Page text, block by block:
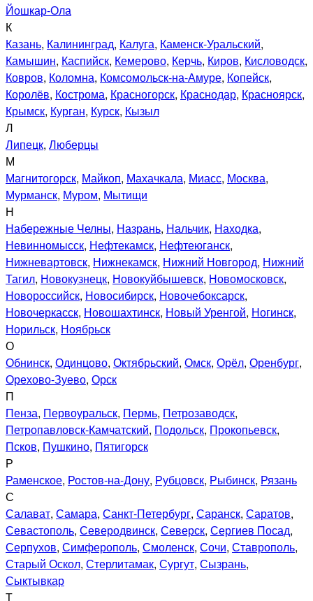
Йошкар-Ола
К
Казань, Калининград, Калуга, Каменск-Уральский,
Камышин, Каспийск, Кемерово, Керчь, Киров, Кисловодск,
Ковров, Коломна, Комсомольск-на-Амуре, Копейск,
Королёв, Кострома, Красногорск, Краснодар, Красноярск,
Крымск, Курган, Курск, Кызыл
Л
Липецк, Люберцы
М
Магнитогорск, Майкоп, Махачкала, Миасс, Москва,
Мурманск, Муром, Мытищи
Н
Набережные Челны, Назрань, Нальчик, Находка,
Невинномысск, Нефтекамск, Нефтеюганск,
Нижневартовск, Нижнекамск, Нижний Новгород, Нижний
Тагил, Новокузнецк, Новокуйбышевск, Новомосковск,
Новороссийск, Новосибирск, Новочебоксарск,
Новочеркасск, Новошахтинск, Новый Уренгой, Ногинск,
Норильск, Ноябрьск
О
Обнинск, Одинцово, Октябрьский, Омск, Орёл, Оренбург,
Орехово-Зуево, Орск
П
Пенза, Первоуральск, Пермь, Петрозаводск,
Петропавловск-Камчатский, Подольск, Прокопьевск,
Псков, Пушкино, Пятигорск
Р
Раменское, Ростов-на-Дону, Рубцовск, Рыбинск, Рязань
С
Салават, Самара, Санкт-Петербург, Саранск, Саратов,
Севастополь, Северодвинск, Северск, Сергиев Посад,
Серпухов, Симферополь, Смоленск, Сочи, Ставрополь,
Старый Оскол, Стерлитамак, Сургут, Сызрань,
Сыктывкар
Т